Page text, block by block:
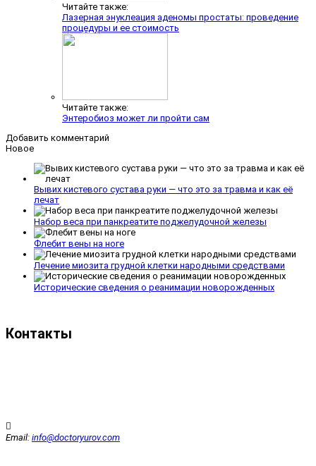
Читайте также:
Лазерная энуклеация аденомы простаты: проведение
процедуры и ее стоимость
Читайте также:
Энтеробиоз может ли пройти сам
Добавить комментарий
Новое
Вывих кистевого сустава руки — что это за травма и как её
лечат
Набор веса при панкреатите поджелудочной железы
Флебит вены на ноге
Лечение миозита грудной клетки народными средствами
Исторические сведения о реанимации новорожденных
Контакты
Email: info@doctoryurov.com